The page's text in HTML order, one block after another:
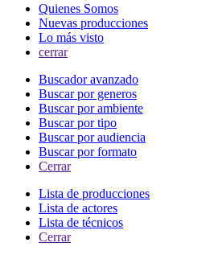
Quienes Somos
Nuevas producciones
Lo más visto
cerrar
Buscador avanzado
Buscar por generos
Buscar por ambiente
Buscar por tipo
Buscar por audiencia
Buscar por formato
Cerrar
Lista de producciones
Lista de actores
Lista de técnicos
Cerrar